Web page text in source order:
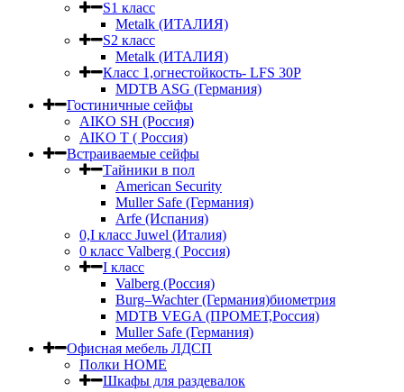
S1 класс
Metalk (ИТАЛИЯ)
S2 класс
Metalk (ИТАЛИЯ)
Класс 1,огнестойкость- LFS 30P
MDTB ASG (Германия)
Гостиничные сейфы
AIKO SH (Россия)
AIKO Т ( Россия)
Встраиваемые сейфы
Тайники в пол
American Security
Muller Safe (Германия)
Arfe (Испания)
0,I класс Juwel (Италия)
0 класс Valberg ( Россия)
I класс
Valberg (Россия)
Burg–Wachter (Германия)биометрия
MDTB VEGA (ПРОМЕТ,Россия)
Muller Safe (Германия)
Офисная мебель ЛДСП
Полки HOME
Шкафы для раздевалок